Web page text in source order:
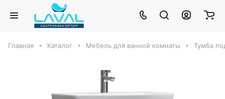
Главная Каталог Мебель для ванной комнаты Тумба